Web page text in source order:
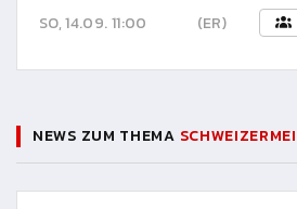
SO, 14.09. 11:00
(ER)
NEWS ZUM THEMA